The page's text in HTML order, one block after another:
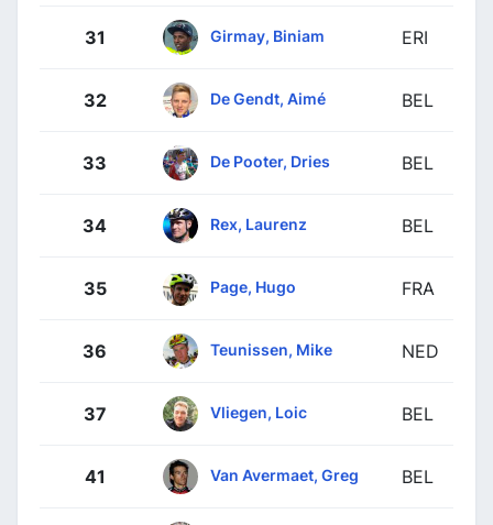
31 Girmay, Biniam ERI
32 De Gendt, Aimé BEL
33 De Pooter, Dries BEL
34 Rex, Laurenz BEL
35 Page, Hugo FRA
36 Teunissen, Mike NED
37 Vliegen, Loic BEL
41 Van Avermaet, Greg BEL